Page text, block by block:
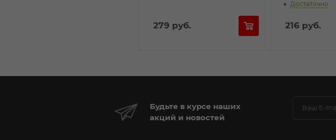
279 руб.
Достаточно
216руб.
Будьте в курсе наших
акций и новостей